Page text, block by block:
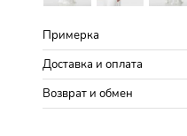
Примерка
Доставка и оплата
Возврат и обмен